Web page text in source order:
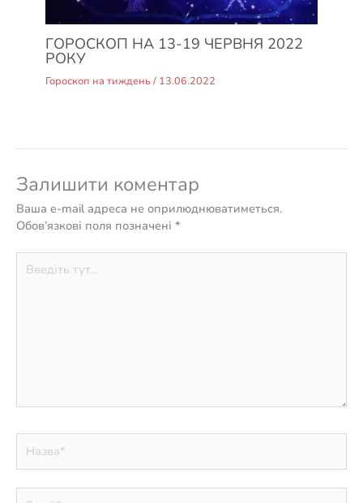
ГОРОСКОП НА 13-19 ЧЕРВНЯ 2022
РОКУ
Гороскоп на тиждень/ 13.06.2022
Залишити коментар
Ваша e-mail адреса не оприлюднюватиметься.
Обов’язкові поля позначені *
тут...